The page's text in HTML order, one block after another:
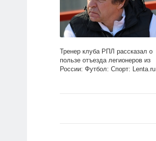
Тренер клуба РПЛ рассказал о
пользе отъезда легионеров из
России: Футбол: Спорт: Lenta.ru